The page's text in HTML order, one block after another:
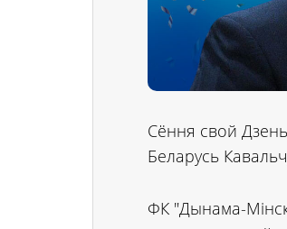
Сёння свой Дзень
Беларусь
ФК "Дынама-